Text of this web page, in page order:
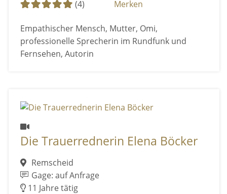
(4) Merken
Empathischer Mensch, Mutter, Omi,
professionelle Sprecherin im Rundfunk und
Fernsehen, Autorin
Die Trauerrednerin Elena Böcker
Remscheid
Gage: auf Anfrage
11 Jahre tätig